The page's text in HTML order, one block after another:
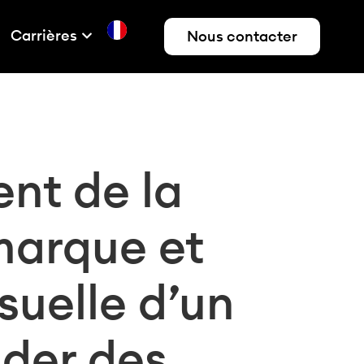
Carrières Nous contacter
de la
et
d’un